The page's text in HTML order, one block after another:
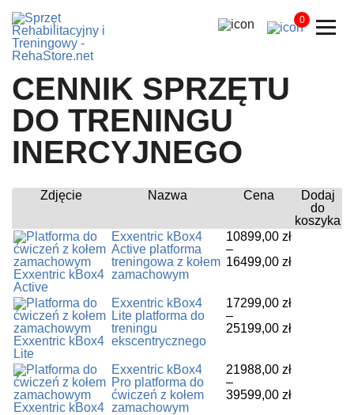
0
CENNIK SPRZĘTU
DO TRENINGU
INERCYJNEGO
Zdjęcie Nazwa Cena
Dodaj
do
koszyka
Exxentric kBox4
Active platforma
treningowa z kołem
zamachowym
10899,00 zł
–
16499,00 złZakres
10899,00
16499,00
Exxentric kBox4
Lite platforma do
treningu
ekscentrycznego
17299,00 zł
–
25199,00 złZakres
17299,00
25199,00
Exxentric kBox4
Pro platforma do
ćwiczeń z kołem
zamachowym
21988,00 zł
–
39599,00 złZakres